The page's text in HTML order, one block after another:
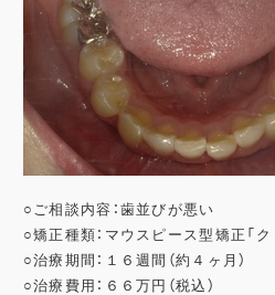
○ご相談内容：歯並びが悪い
○矯正種類：マウスピース型矯正「ク
○治療期間：１６週間（約４ヶ月）
○治療費用：６６万円（税込）